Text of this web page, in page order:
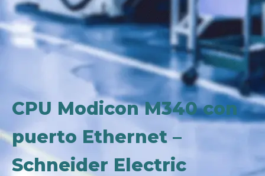
CPU Modicon M340 con
puerto Ethernet –
Schneider Electric